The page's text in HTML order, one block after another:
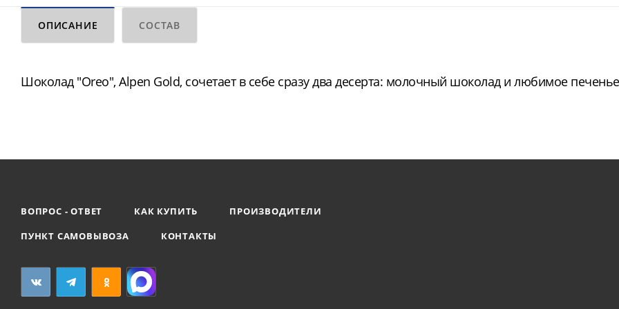
ОПИСАНИЕ СОСТАВ
Шоколад "Oreo", Alpen Gold, сочетает в себе сразу два десерта: молочный шоколад и любимое
ВОПРОС - ОТВЕТ КАК КУПИТЬ
ПРОИЗВОДИТЕЛИ
ПУНКТ САМОВЫВОЗА
КОНТАКТЫ